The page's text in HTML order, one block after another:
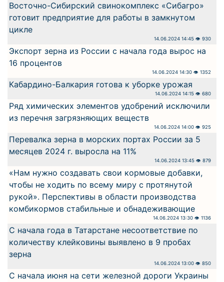
Восточно-Сибирский свинокомплекс «Сибагро»
готовит предприятие для работы в замкнутом
цикле
14.06.2024 14:45 👁 930
Экспорт зерна из России с начала года вырос на
16 процентов
14.06.2024 14:30 👁 1352
Кабардино-Балкария готова к уборке урожая
14.06.2024 14:15 👁 680
Ряд химических элементов удобрений исключили
из перечня загрязняющих веществ
14.06.2024 14:00 👁 925
Перевалка зерна в морских портах России за 5
месяцев 2024 г. выросла на 11%
14.06.2024 13:45 👁 879
«Нам нужно создавать свои кормовые добавки,
чтобы не ходить по всему миру с протянутой
рукой». Перспективы в области производства
комбикормов стабильные и обнадеживающие
14.06.2024 13:30 👁 1136
С начала года в Татарстане несоответствие по
количеству клейковины выявлено в 9 пробах
зерна
14.06.2024 13:00 👁 850
С начала июня на сети железной дороги Украины